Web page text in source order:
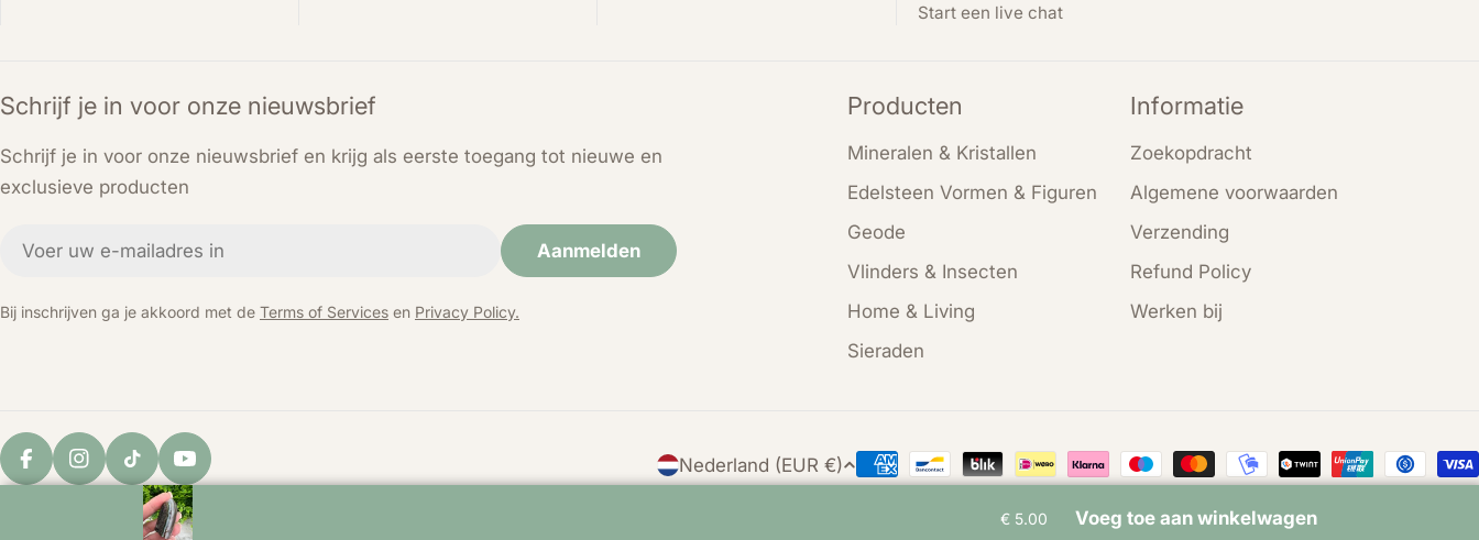
Start een live chat
Schrijf je in voor onze nieuwsbrief
Schrijf je in voor onze nieuwsbrief en krijg als eerste toegang tot nieuwe en
exclusieve producten
Aanmelden
Bij inschrijven ga je akkoord met de Terms of Services en Privacy Policy.
Producten
Mineralen & Kristallen
Edelsteen Vormen & Figuren
Geode
Vlinders & Insecten
Home & Living
Sieraden
Informatie
Zoekopdracht
Algemene voorwaarden
Verzending
Refund Policy
Werken bij
L
Nederland (EUR €) Betaalmethoden
FacebookInstagram
TikTokYouTube
KEY LIME STORE
€ 5.00 Voeg toe aan winkelwagen